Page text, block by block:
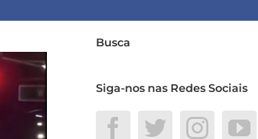
Busca
Siga-nos nas Redes Sociais